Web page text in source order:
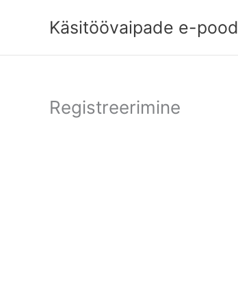
Käsitöövaipade e-pood
Registreerimine